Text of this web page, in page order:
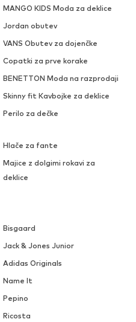
MANGO KIDS Moda za deklice
Jordan obutev
VANS Obutev za dojenčke
Copatki za prve korake
BENETTON Moda na razprodaji
Skinny fit Kavbojke za deklice
Perilo za dečke
Hlače za fante
Majice z dolgimi rokavi za
deklice
Bisgaard
Jack & Jones Junior
Adidas Originals
Name It
Pepino
Ricosta